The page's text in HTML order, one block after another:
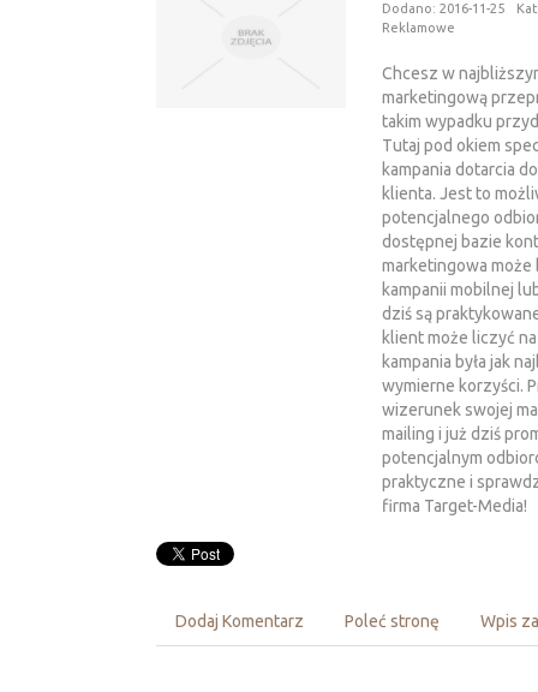
Dodano: 2016-11-25
Reklamowe
Chcesz w
marketingową
takim wypadku
Tutaj pod okiem
kampania dotarcia
klienta. Jest to
potencjalnego
dostępnej bazie
marketingowa może
kampanii mobilnej
dziś są
klient może liczyć
kampania była jak
wymierne korzyści.
wizerunek swojej
mailing i już dziś
potencjalnym
praktyczne i
firma Target-Media!
Dodaj Komentarz Poleć stronę Wpis